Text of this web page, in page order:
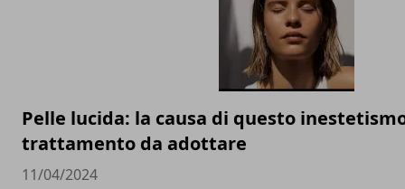
Pelle lucida: la causa di questo
trattamento da adottare
11/04/2024